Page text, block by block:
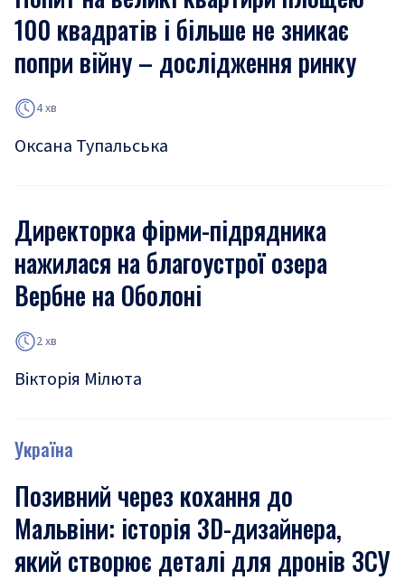
100 квадратів і більше не зникає
попри війну – дослідження ринку
4 хв
Оксана Тупальська
Директорка фірми-підрядника
нажилася на благоустрої озера
Вербне на Оболоні
2 хв
Вікторія Мілюта
Україна
Позивний через кохання до
Мальвіни: історія 3D-дизайнера,
який створює деталі для дронів ЗСУ